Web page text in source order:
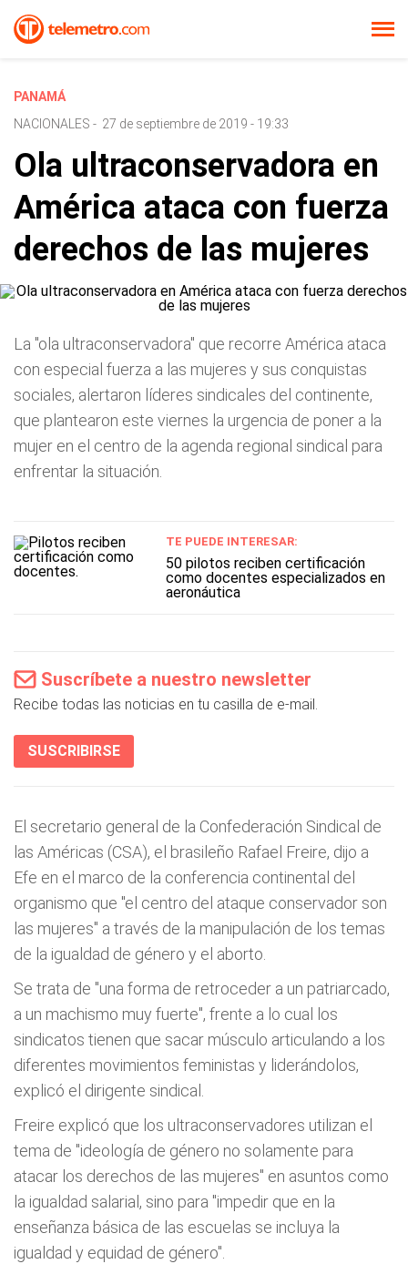
PANAMÁ
NACIONALES - 27 de septiembre de 2019 - 19:33
Ola ultraconservadora en
América ataca con fuerza
derechos de las mujeres
La "ola ultraconservadora" que recorre América ataca
con especial fuerza a las mujeres y sus conquistas
sociales, alertaron líderes sindicales del continente,
que plantearon este viernes la urgencia de poner a la
mujer en el centro de la agenda regional sindical para
enfrentar la situación.
TE PUEDE INTERESAR:
50 pilotos reciben certificación
como docentes especializados en
aeronáutica
Suscríbete a nuestro newsletter
Recibe todas las noticias en tu casilla de e-mail.
SUSCRIBIRSE
El secretario general de la Confederación Sindical de
las Américas (CSA), el brasileño Rafael Freire, dijo a
Efe en el marco de la conferencia continental del
organismo que "el centro del ataque conservador son
las mujeres" a través de la manipulación de los temas
de la igualdad de género y el aborto.
Se trata de "una forma de retroceder a un patriarcado,
a un machismo muy fuerte", frente a lo cual los
sindicatos tienen que sacar músculo articulando a los
diferentes movimientos feministas y liderándolos,
explicó el dirigente sindical.
Freire explicó que los ultraconservadores utilizan el
tema de "ideología de género no solamente para
atacar los derechos de las mujeres" en asuntos como
la igualdad salarial, sino para "impedir que en la
enseñanza básica de las escuelas se incluya la
igualdad y equidad de género".